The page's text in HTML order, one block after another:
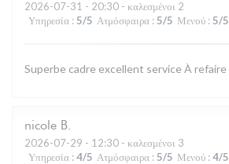
2026-07-31 - 20:30 - καλεσμένοι 2
Υπηρεσία : 5/5 Ατμόσφαιρα : 5/5 Μενού : 5/5
Superbe cadre excellent service À refaire
nicole B
2026-07-29 - 12:30 - καλεσμένοι 3
Υπηρεσία : 4/5 Ατμόσφαιρα : 5/5 Μενού : 4/5